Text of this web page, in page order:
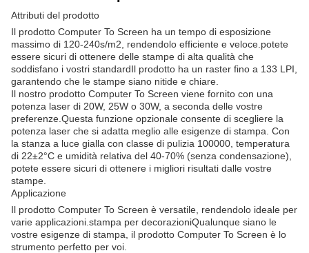
Attributi del prodotto
Il prodotto Computer To Screen ha un tempo di esposizione
massimo di 120-240s/m2, rendendolo efficiente e veloce.potete
essere sicuri di ottenere delle stampe di alta qualità che
soddisfano i vostri standardIl prodotto ha un raster fino a 133 LPI,
garantendo che le stampe siano nitide e chiare.
Il nostro prodotto Computer To Screen viene fornito con una
potenza laser di 20W, 25W o 30W, a seconda delle vostre
preferenze.Questa funzione opzionale consente di scegliere la
potenza laser che si adatta meglio alle esigenze di stampa. Con
la stanza a luce gialla con classe di pulizia 100000, temperatura
di 22±2°C e umidità relativa del 40-70% (senza condensazione),
potete essere sicuri di ottenere i migliori risultati dalle vostre
stampe.
Applicazione
Il prodotto Computer To Screen è versatile, rendendolo ideale per
varie applicazioni.stampa per decorazioniQualunque siano le
vostre esigenze di stampa, il prodotto Computer To Screen è lo
strumento perfetto per voi.